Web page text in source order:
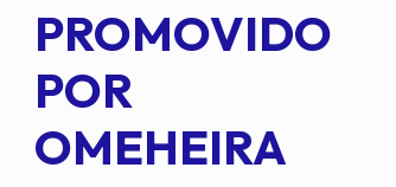
PROMOVIDO
POR
OMEHEIRA